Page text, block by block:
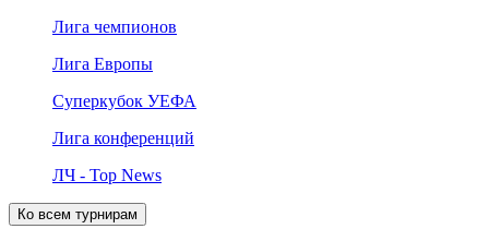
Лига чемпионов
Лига Европы
Суперкубок УЕФА
Лига конференций
ЛЧ - Top News
Ко всем турнирам